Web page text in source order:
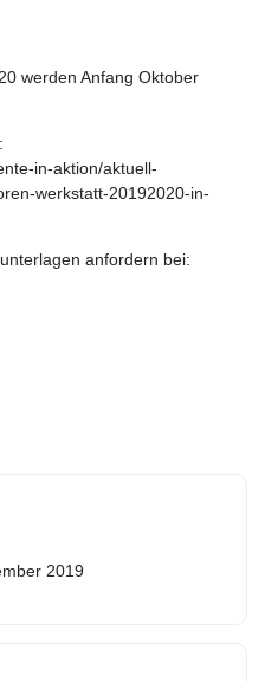
werden Anfang Oktober
in-aktion/aktuell-
werkstatt-20192020-in-
anfordern bei:
2019